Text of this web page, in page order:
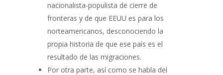
nacionalista-populista de cierre de
fronteras y de que EEUU es para los
norteamericanos, desconociendo la
propia historia de que ese país es el
resultado de las migraciones.
Por otra parte, así como se habla del